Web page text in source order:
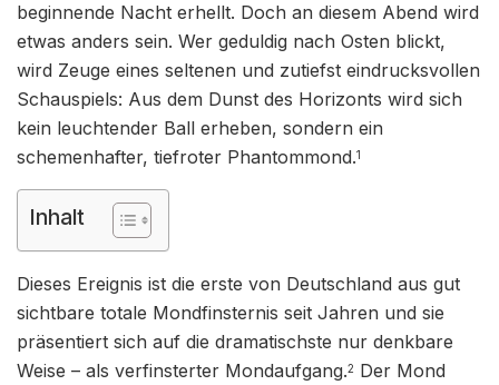
beginnende Nacht erhellt. Doch an diesem Abend wird
etwas anders sein. Wer geduldig nach Osten blickt,
wird Zeuge eines seltenen und zutiefst eindrucksvollen
Schauspiels: Aus dem Dunst des Horizonts wird sich
kein leuchtender Ball erheben, sondern ein
schemenhafter, tiefroter Phantommond.1
Inhalt
Dieses Ereignis ist die erste von Deutschland aus gut
sichtbare totale Mondfinsternis seit Jahren und sie
präsentiert sich auf die dramatischste nur denkbare
Weise – als verfinsterter Mondaufgang.2 Der Mond